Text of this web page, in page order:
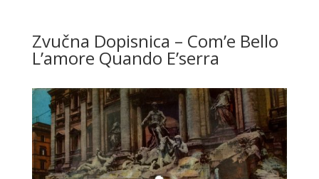
Zvučna Dopisnica – Com’e Bello
L’amore Quando E’serra